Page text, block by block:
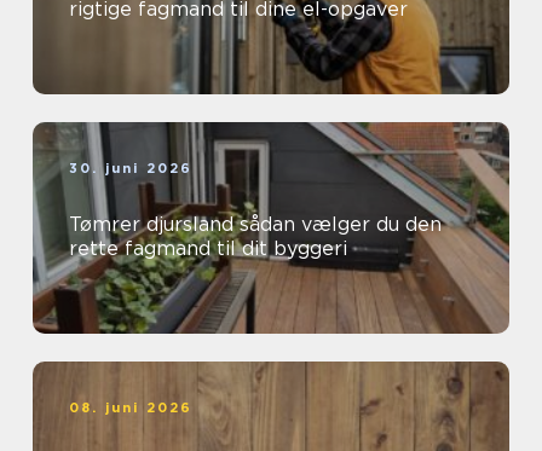
rigtige fagmand til dine el-opgaver
30. juni 2026
Tømrer djursland sådan vælger du den
rette fagmand til dit byggeri
08. juni 2026